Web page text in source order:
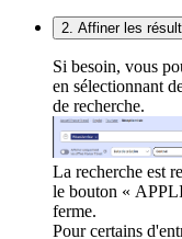
2. Affiner les
Si besoin, vous
en sélectionnant
de recherche.
La recherche est
le bouton «
ferme.
Pour certains